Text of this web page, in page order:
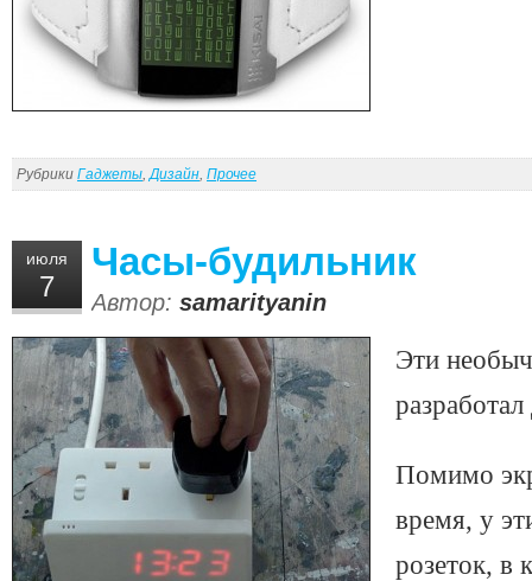
Рубрики Гаджеты Дизайн Прочее
июля
7
Часы-будильник
Автор: samarityanin
Эти
Помимо
время, у
розеток, в